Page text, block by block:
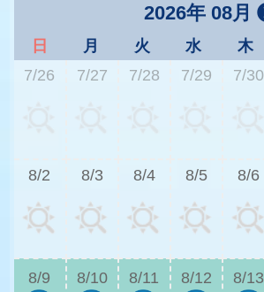
2026年 08月
日 月 火 水 木
7/26
7/27 7/28 7/29 7/30
8/2 8/3 8/4 8/5 8/6
8/9 8/10 8/11 8/12 8/13